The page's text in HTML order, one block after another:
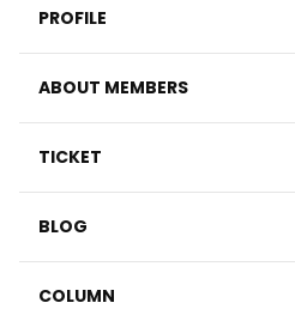
PROFILE
ABOUT MEMBERS
TICKET
BLOG
COLUMN